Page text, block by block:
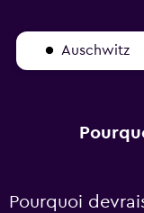
Auschwitz
Pourquoi